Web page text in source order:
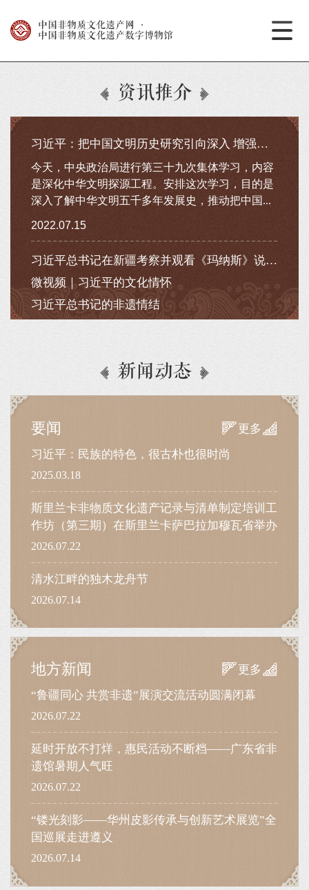
中国非物质文化遗产网
·
中国非物质文化遗产数字博物馆
资讯推介
习近平：把中国文明历史研究引向深入 增强历史自觉坚定文化自...
今天，中央政治局进行第三十九次集体学习，内容
是深化中华文明探源工程。安排这次学习，目的是
深入了解中华文明五千多年发展史，推动把中国...
2022.07.15
习近平总书记在新疆考察并观看《玛纳斯》说唱展示
微视频｜习近平的文化情怀
习近平总书记的非遗情结
新闻动态
要闻
更多
习近平：民族的特色，很古朴也很时尚
2025.03.18
斯里兰卡非物质文化遗产记录与清单制定培训工
作坊（第三期）在斯里兰卡萨巴拉加穆瓦省举办
2026.07.22
清水江畔的独木龙舟节
2026.07.14
地方新闻
更多
“鲁疆同心 共赏非遗”展演交流活动圆满闭幕
2026.07.22
延时开放不打烊，惠民活动不断档——广东省非
遗馆暑期人气旺
2026.07.22
“镂光刻影——华州皮影传承与创新艺术展览”全
国巡展走进遵义
2026.07.14